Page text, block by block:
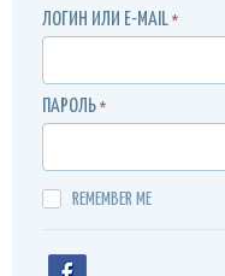
ЛОГИН ИЛИ E-MAIL *
ПАРОЛЬ *
REMEMBER ME